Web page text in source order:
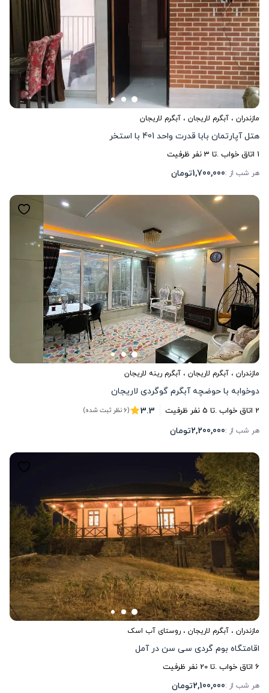
مازندران ، آبگرم لاریجان ، آبگرم لاریجان
هتل آپارتمان بابا قدرت واحد 401 با استخر
1 اتاق خواب .تا 3نفر ظرفیت
هر شب از :1,700,000تومان
مازندران ، آبگرم لاریجان ، آبگرم رینه لاریجان
دوخوابه با حوضچه آبگرم گوگردی لاریجان
2 اتاق خواب .تا 5نفر ظرفیت 3.3 (6 نظر ثبت شده)
هر شب از :2,200,000تومان
مازندران ، آبگرم لاریجان ، روستای آب اسک
اقامتگاه بوم گردی سی سن در آمل
6 اتاق خواب .تا20 نفر ظرفیت
هر شب از :2,100,000تومان